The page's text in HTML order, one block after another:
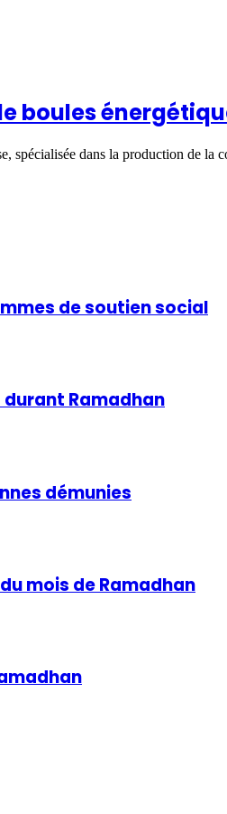
boules
spécialisée dans la production de
de soutien social
Ramadhan
démunies
mois de Ramadhan